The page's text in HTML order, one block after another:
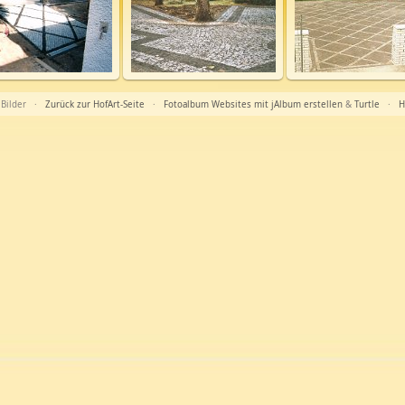
Bilder · Zurück zur HofArt-Seite · Fotoalbum Websites mit jAlbum erstellen& Turtle ·